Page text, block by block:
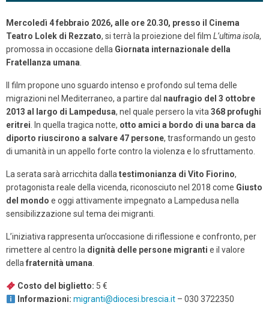
Mercoledì 4 febbraio 2026, alle ore 20.30, presso il Cinema
Teatro Lolek di Rezzato, si terrà la proiezione del film L’ultima isola,
promossa in occasione della Giornata internazionale della
Fratellanza umana.
Il film propone uno sguardo intenso e profondo sul tema delle
migrazioni nel Mediterraneo, a partire dal naufragio del 3 ottobre
2013 al largo di Lampedusa, nel quale persero la vita368 profughi
eritrei. In quella tragica notte, otto amici a bordo di una barca da
diporto riuscirono a salvare 47 persone, trasformando un gesto
di umanità in un appello forte contro la violenza e lo sfruttamento.
La serata sarà arricchita dallatestimonianza di Vito Fiorino,
protagonista reale della vicenda, riconosciuto nel 2018 come Giusto
del mondo e oggi attivamente impegnato a Lampedusa nella
sensibilizzazione sul tema dei migranti.
L’iniziativa rappresenta un’occasione di riflessione e confronto, per
rimettere al centro la dignità delle persone migranti e il valore
dellafraternità umana.
Costo del biglietto: 5 €
Informazioni: migranti@diocesi.brescia.it– 030 3722350